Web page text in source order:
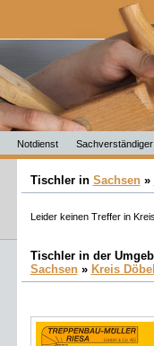
Notdienst Sachverständiger
Tischler in Sachsen»
Leider keinen Treffer in
Tischler in der
Sachsen» Kreis